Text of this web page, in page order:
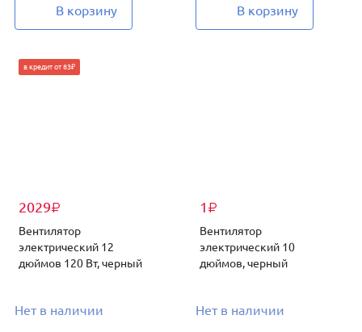
В корзину В корзину
2029₽
в кредит от 83₽
Вентилятор
электрический 12
дюймов 120 Вт, черный
Нет в наличии
1 ₽
Вентилятор
электрический 10
дюймов, черный
Нет в наличии